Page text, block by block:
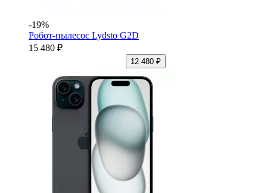
-19%
Робот-пылесос Lydsto G2D
15 480 ₽
12 480 ₽